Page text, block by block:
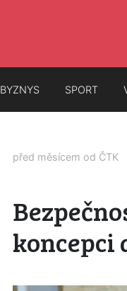
BYZNYS SPORT
před měsícem od ČTK
koncepci